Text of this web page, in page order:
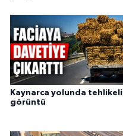
Kaynarca yolunda tehlikeli
görüntü